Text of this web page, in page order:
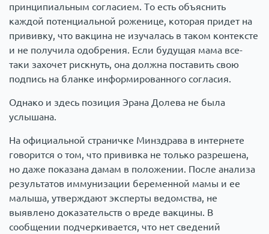
принципиальным согласием. То есть объяснить
каждой потенциальной роженице, которая придет на
прививку, что вакцина не изучалась в таком контексте
и не получила одобрения. Если будущая мама все-
таки захочет рискнуть, она должна поставить свою
подпись на бланке информированного согласия.
Однако и здесь позиция Эрана Долева не была
услышана.
На официальной страничке Минздрава в интернете
говорится о том, что прививка не только разрешена,
но даже показана дамам в положении. После анализа
результатов иммунизации беременной мамы и ее
малыша, утверждают эксперты ведомства, не
выявлено доказательств о вреде вакцины. В
сообщении подчеркивается, что нет сведений